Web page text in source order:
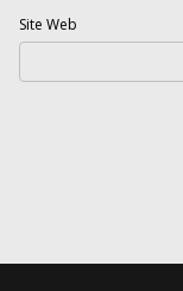
Site Web